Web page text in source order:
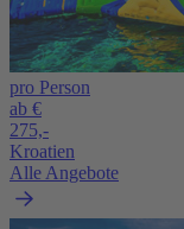
pro Person
ab €
275,-
Kroatien
Alle Angebote